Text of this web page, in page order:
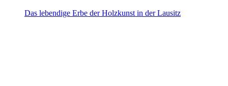
Das lebendige Erbe der Holzkunst in der Lausitz